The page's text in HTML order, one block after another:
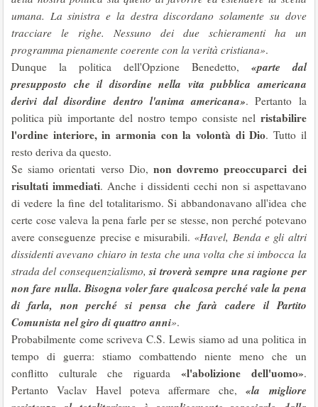
umana. La sinistra e la destra discordano solamente su dove
tracciare le righe.
Nessuno dei due schieramenti ha un
programma pienamente coerente con la verità cristiana».
Dunque la politica dell'Opzione Benedetto, «parte dal
presupposto che il disordine nella vita pubblica americana
derivi dal disordine dentro l'anima americana». Pertanto la
politica più importante del nostro tempo consiste nel ristabilire
l'ordine interiore, in armonia con la volontà di Dio. Tutto il
resto deriva da questo.
Se siamo orientati verso Dio, non dovremo preoccuparci dei
risultati immediati. Anche i dissidenti cechi non si aspettavano
di vedere la fine del totalitarismo. Si abbandonavano all'idea che
certe cose valeva la pena farle per se stesse, non perché potevano
avere conseguenze precise e misurabili. «Havel, Benda e gli altri
dissidenti avevano chiaro in testa che una volta che si imbocca la
strada del consequenzialismo,si troverà sempre una ragione per
non fare nulla. Bisogna voler fare qualcosa perché vale la pena
di farla, non perché si pensa che farà cadere il Partito
Comunista nel giro di quattro anni».
Probabilmente come scriveva C.S. Lewis siamo ad una politica in
tempo di guerra: stiamo combattendo niente meno che un
conflitto culturale che riguarda «l'abolizione dell'uomo».
Pertanto Vaclav Havel poteva affermare che,«la migliore